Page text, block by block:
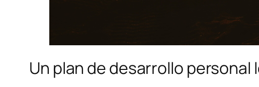
Un plan de desarrollo personal